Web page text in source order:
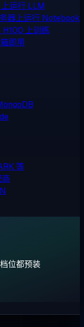
运行 LLM
器上运行 Notebook
上训练
即用
等
位都预装